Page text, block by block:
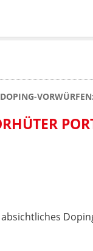
absichtliches